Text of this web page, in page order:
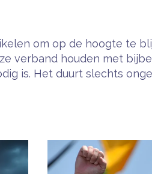
om op de hoogte te
verband houden met
is. Het duurt slechts